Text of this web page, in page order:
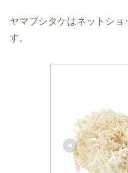
ヤマブシタケはネットショ
す。